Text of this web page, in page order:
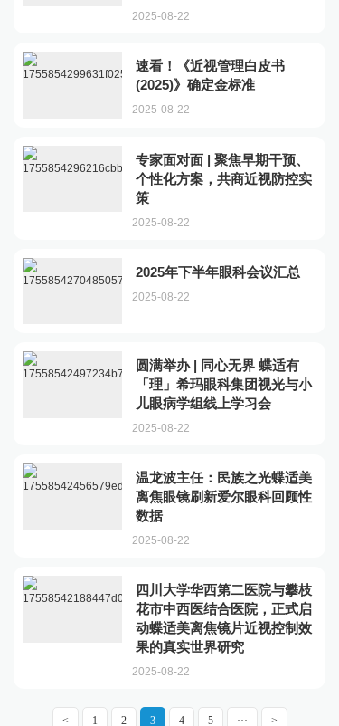
2025-08-22
速看！《近视管理白皮书
(2025)》确定金标准
2025-08-22
专家面对面 | 聚焦早期干预、
个性化方案，共商近视防控实
策
2025-08-22
2025年下半年眼科会议汇总
2025-08-22
圆满举办 | 同心无界 蝶适有
「理」希玛眼科集团视光与小
儿眼病学组线上学习会
2025-08-22
温龙波主任：民族之光蝶适美
离焦眼镜刷新爱尔眼科回顾性
数据
2025-08-22
四川大学华西第二医院与攀枝
花市中西医结合医院，正式启
动蝶适美离焦镜片近视控制效
果的真实世界研究
2025-08-22
< 1 2 3 4 5 ··· >